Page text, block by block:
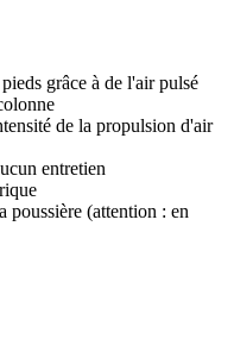
grâce à de l'air pulsé
de la propulsion d'air
entretien
poussière (attention : en